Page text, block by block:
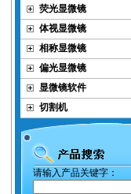
荧光显微镜
体视显微镜
相称显微镜
偏光显微镜
显微镜软件
切割机
请输入产品关键字：